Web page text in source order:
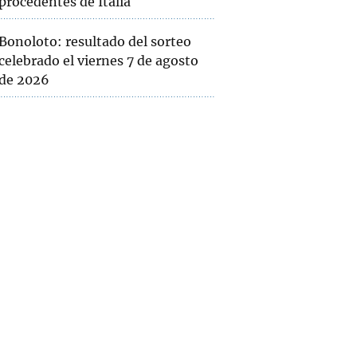
resultado del sorteo
el viernes 7 de agosto
2026